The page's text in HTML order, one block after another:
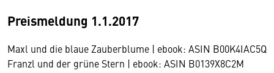
Preismeldung 1.1.2017
Maxl und die blaue Zauberblume | ebook: ASIN B00K4IAC5Q
Franzl und der grüne Stern | ebook: ASIN B0139X8C2M